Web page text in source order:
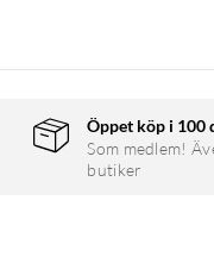
Öppet köp i 100
Som medlem!
butiker